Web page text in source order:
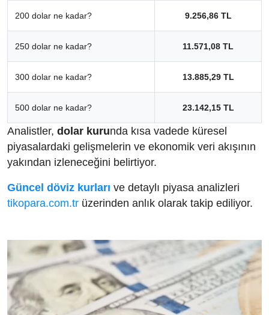
200 dolar ne kadar? 9.256,86 TL
250 dolar ne kadar? 11.571,08 TL
300 dolar ne kadar? 13.885,29 TL
500 dolar ne kadar? 23.142,15 TL
Analistler, dolar kurunda kısa vadede küresel
piyasalardaki gelişmelerin ve ekonomik veri akışının
yakından izleneceğini belirtiyor.
Güncel döviz kurları ve detaylı piyasa analizleri
tikopara.com.tr üzerinden anlık olarak takip ediliyor.